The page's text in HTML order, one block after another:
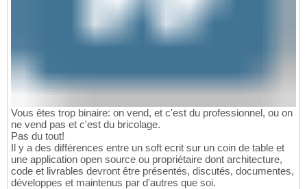
Vous êtes trop binaire: on vend, et c'est du professionnel, ou on
ne vend pas et c'est du bricolage.
Pas du tout!
Il y a des différences entre un soft ecrit sur un coin de table et
une application open source ou propriétaire dont architecture,
code et livrables devront être présentés, discutés, documentes,
développes et maintenus par d'autres que soi.